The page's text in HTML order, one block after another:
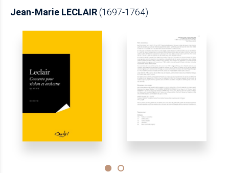
Jean-Marie LECLAIR(1697-1764)